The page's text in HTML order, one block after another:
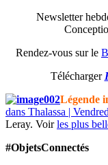
Newsletter
Rendez-vous sur le
Télécharger
Légende
dans Thalassa |
Leray. Voirles plus
#ObjetsConnectés